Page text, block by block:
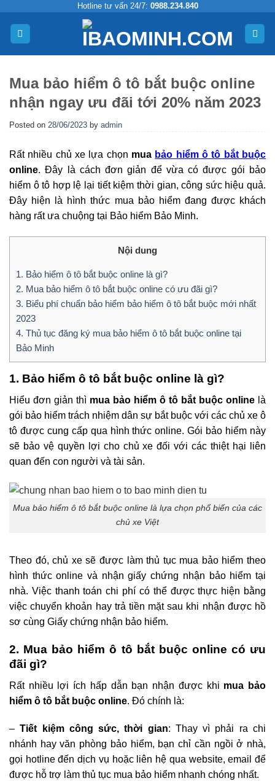
content
Hotline tư vấn 24/7: 0988.234.840
Mua bảo hiểm ô tô bắt buộc online
nhận ngay ưu đãi tới 20% năm 2023
Posted on 28/06/2023 by admin
Rất nhiều chủ xe lựa chọn mua bảo hiểm ô tô bắt buộc
online. Đây là cách đơn giản để vừa có được gói bảo
hiểm ô tô hợp lệ lại tiết kiệm thời gian, công sức hiệu quả.
Đây hiện là hình thức mua bảo hiểm đang được khách
hàng rất ưa chuộng tại Bảo hiểm Bảo Minh.
Nội dung
1. Bảo hiểm ô tô bắt buộc online là gì?
2. Mua bảo hiểm ô tô bắt buộc online có ưu đãi gì?
3. Biểu phí chuẩn bảo hiểm bảo hiểm ô tô bắt buộc mới nhất
2023
4. Thủ tục đăng ký mua bảo hiểm ô tô bắt buộc online tại
Bảo Minh
1. Bảo hiểm ô tô bắt buộc online là gì?
Hiểu đơn giản thì mua bảo hiểm ô tô bắt buộc online là
gói bảo hiểm trách nhiệm dân sự bắt buộc với các chủ xe ô
tô được cung cấp qua hình thức online. Gói bảo hiểm này
sẽ bảo vệ quyền lợi cho chủ xe đối với các thiệt hại liên
quan đến con người và tài sản.
Mua bảo hiểm ô tô bắt buộc online là lựa chọn phổ biến của các
chủ xe Việt
Theo đó, chủ xe sẽ được làm thủ tục mua bảo hiểm theo
hình thức online và nhận giấy chứng nhận bảo hiểm tại
nhà. Việc thanh toán chi phí có thể được thực hiện bằng
việc chuyển khoản hay trả tiền mặt sau khi nhận được hồ
sơ cùng Giấy chứng nhận bảo hiểm.
2. Mua bảo hiểm ô tô bắt buộc online có ưu
đãi gì?
Rất nhiều lợi ích hấp dẫn bạn nhận được khi mua bảo
hiểm ô tô bắt buộc online. Đó chính là:
–Tiết kiệm công sức, thời gian: Thay vì phải ra chi
nhánh hay văn phòng bảo hiểm, bạn chỉ cần ngồi ở nhà,
gọi hotline đến dịch vụ hoặc liên hệ qua website, email để
được hỗ trợ làm thủ tục mua bảo hiểm nhanh chóng nhất.